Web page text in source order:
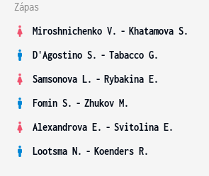
Zápas
Miroshnichenko V. - Khatamova S.
D'Agostino S. - Tabacco G.
Samsonova L. - Rybakina E.
Fomin S. - Zhukov M.
Alexandrova E. - Svitolina E.
Lootsma N. - Koenders R.